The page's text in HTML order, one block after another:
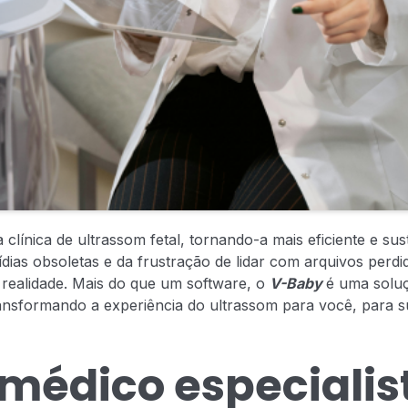
de ultrassom fetal, tornando-a mais eficiente e
obsoletas e da frustração de lidar com arquivos
Mais do que um software, o V-Babyé uma
a experiência do ultrassom para você, para